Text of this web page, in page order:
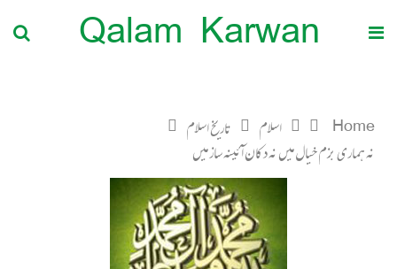
Qalam Karwan
Home اسلام
تاریخ اسلام
نہ ہماری بزم خیال میں نہ دکان آئینہ ساز میں